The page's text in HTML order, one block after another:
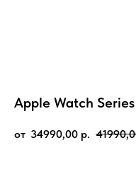
Apple Watch
34990,00 р.